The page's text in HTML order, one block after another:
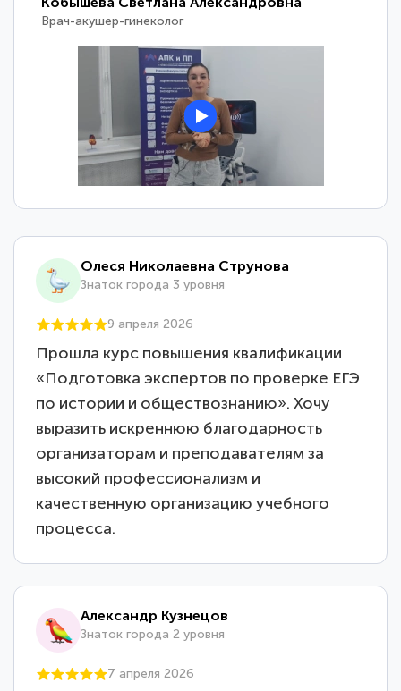
Врач-акушер-гинеколог
Олеся Николаевна Струнова
Знаток города 3 уровня
9 апреля 2026
Прошла курс повышения квалификации
«Подготовка экспертов по проверке ЕГЭ
по истории и обществознанию». Хочу
выразить искреннюю благодарность
организаторам и преподавателям за
высокий профессионализм и
качественную организацию учебного
процесса.
Александр Кузнецов
Знаток города 2 уровня
7 апреля 2026